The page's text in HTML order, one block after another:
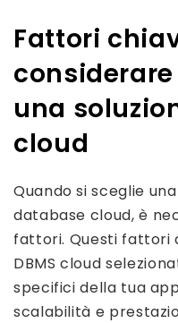
Fattori
una
cloud
Quando si sceglie
database cloud, è
fattori. Questi fattori
DBMS cloud
specifici della tua
scalabilità e